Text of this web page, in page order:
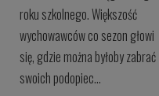
roku szkolnego. Większość
wychowawców co sezon głowi
się, gdzie można byłoby zabrać
swoich podopiec...